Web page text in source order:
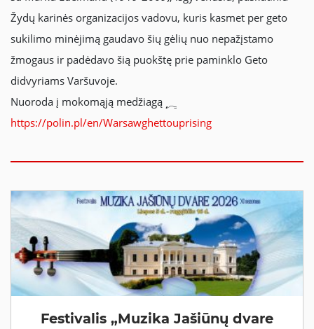
Žydų karinės organizacijos vadovu, kuris kasmet per geto
sukilimo minėjimą gaudavo šių gėlių nuo nepažįstamo
žmogaus ir padėdavo šią puokštę prie paminklo Geto
didvyriams Varšuvoje.
Nuoroda į mokomąją medžiagą
https://polin.pl/en/Warsawghettouprising
Festivalis „Muzika Jašiūnų dvare